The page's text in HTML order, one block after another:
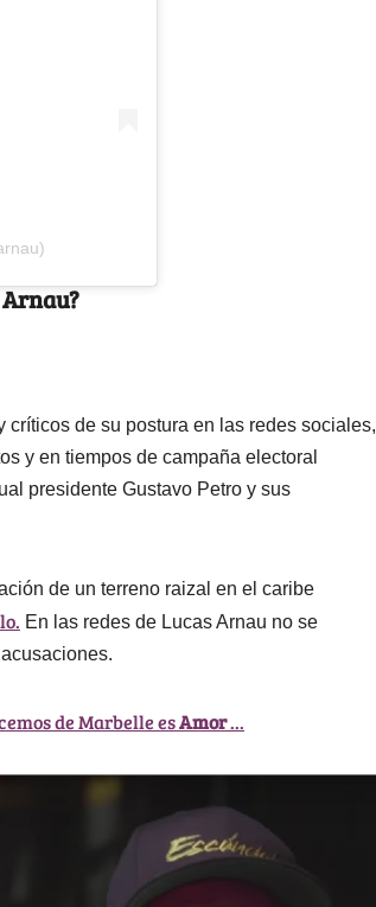
de su postura en las redes sociales,
y en tiempos de campaña electoral
presidente Gustavo Petro y sus
de un terreno raizal en el caribe
En las redes de Lucas Arnau no se
de Marbelle esAmor...